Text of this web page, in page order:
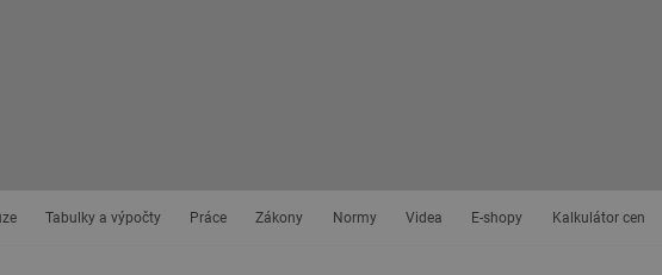
Tabulky a výpočty Práce Zákony Normy Videa E-shopy Kalkulátor cen